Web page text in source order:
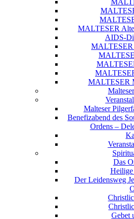
MALTESER
AIDS-
MALTESER
MALTESER
Malteser
Benefizabend des
Ordens –
Das
Heilige
Der Leidensweg
Gebet